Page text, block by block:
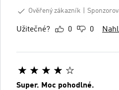
Ověřený zákazník
Užitečné? 0 0
Super. Moc pohodlné.